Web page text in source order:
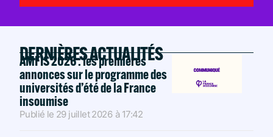
DERNIÈRES ACTUALITÉS
AMFIS 2026 : les premières
annonces sur le programme des
universités d’été de la France
insoumise
Publié le 29 juillet 2026 à 17:42